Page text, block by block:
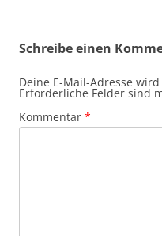
Schreibe einen
Deine E-Mail-Adresse
Erforderliche Felder sind
Kommentar *